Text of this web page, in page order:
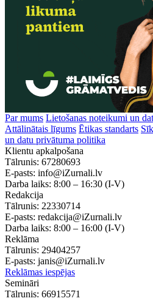
Par mums Lietošanas noteikumi un
Attālinātais līgums Ētikas standarts
un datu privātuma politika
Klientu apkalpošana
Tālrunis: 67280693
E-pasts: info@iZurnali.lv
Darba laiks: 8:00 – 16:30 (I-V)
Redakcija
Tālrunis: 22330714
E-pasts: redakcija@iZurnali.lv
Darba laiks: 8:00 – 16:00 (I-V)
Reklāma
Tālrunis: 29404257
E-pasts: janis@iZurnali.lv
Reklāmas iespējas
Semināri
Tālrunis: 66915571